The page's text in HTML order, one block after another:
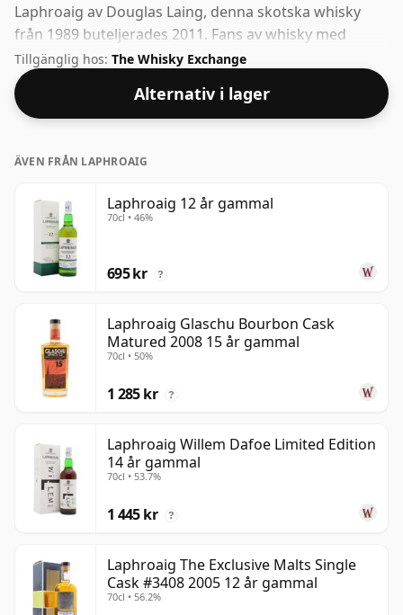
Laphroaig av Douglas Laing, denna skotska whisky
från 1989 buteljerades 2011. Fans av whisky med
högre styrka kommer inte att bli besvikna över denna
buteljering som kommer på 58,5 % ABV.
Tillgänglig hos: The Whisky Exchange
Alternativ i lager
ÄVEN FRÅN LAPHROAIG
Laphroaig 12 år gammal
70cl • 46%
695 kr ?
Laphroaig Glaschu Bourbon Cask
Matured 2008 15 år gammal
70cl • 50%
1 285 kr ?
Laphroaig Willem Dafoe Limited Edition
14 år gammal
70cl • 53.7%
1 445 kr ?
Laphroaig The Exclusive Malts Single
Cask #3408 2005 12 år gammal
70cl • 56.2%